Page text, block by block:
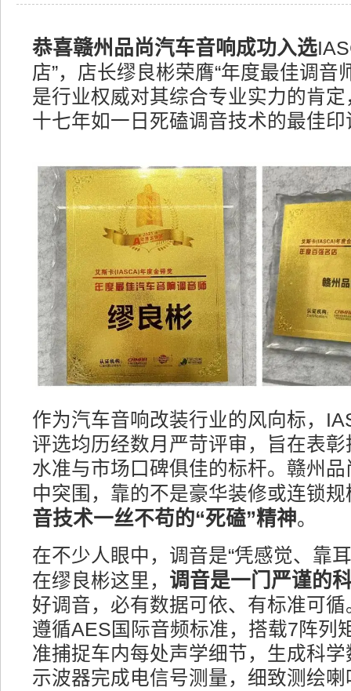
恭喜赣州品尚汽车音响成功入选
店”，店长缪良彬荣膺“年度最佳调音
是行业权威对其综合专业实力的肯
十七年如一日死磕调音技术的最佳印
作为汽车音响改装行业的风向标，
评选均历经数月严苛评审，旨在表
水准与市场口碑俱佳的标杆。赣州
中突围，靠的不是豪华装修或连锁
音技术一丝不苟的“死磕”精神。
在不少人眼中，调音是“凭感觉、靠
在缪良彬这里， 调音是一门严谨的
好调音，必有数据可依、有标准可
遵循AES国际音频标准，搭载7阵列
准捕捉车内每处声学细节，生成科
示波器完成电信号测量，细致测绘